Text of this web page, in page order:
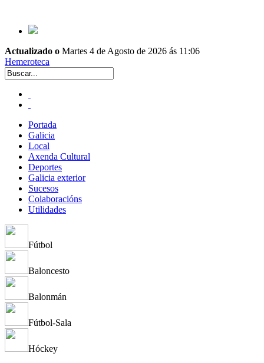
Actualizado o Martes 4 de Agosto de 2026 ás 11:06
Hemeroteca
Portada
Galicia
Local
Axenda Cultural
Deportes
Galicia exterior
Sucesos
Colaboracións
Utilidades
Fútbol
Baloncesto
Balonmán
Fútbol-Sala
Hóckey